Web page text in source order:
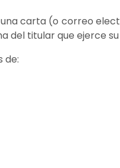
carta (o correo
del titular que ejerce
de: